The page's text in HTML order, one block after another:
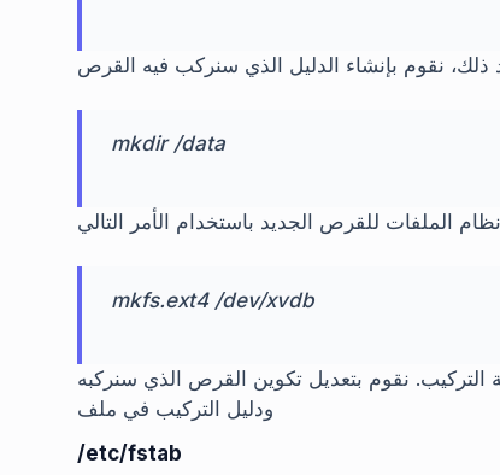
mkdir /data
mkfs.ext4 /dev/xvdb
التركيب. نقوم بتعديل تكوين القرص الذي سنركبه
ودليل التركيب في ملف
/etc/fstab